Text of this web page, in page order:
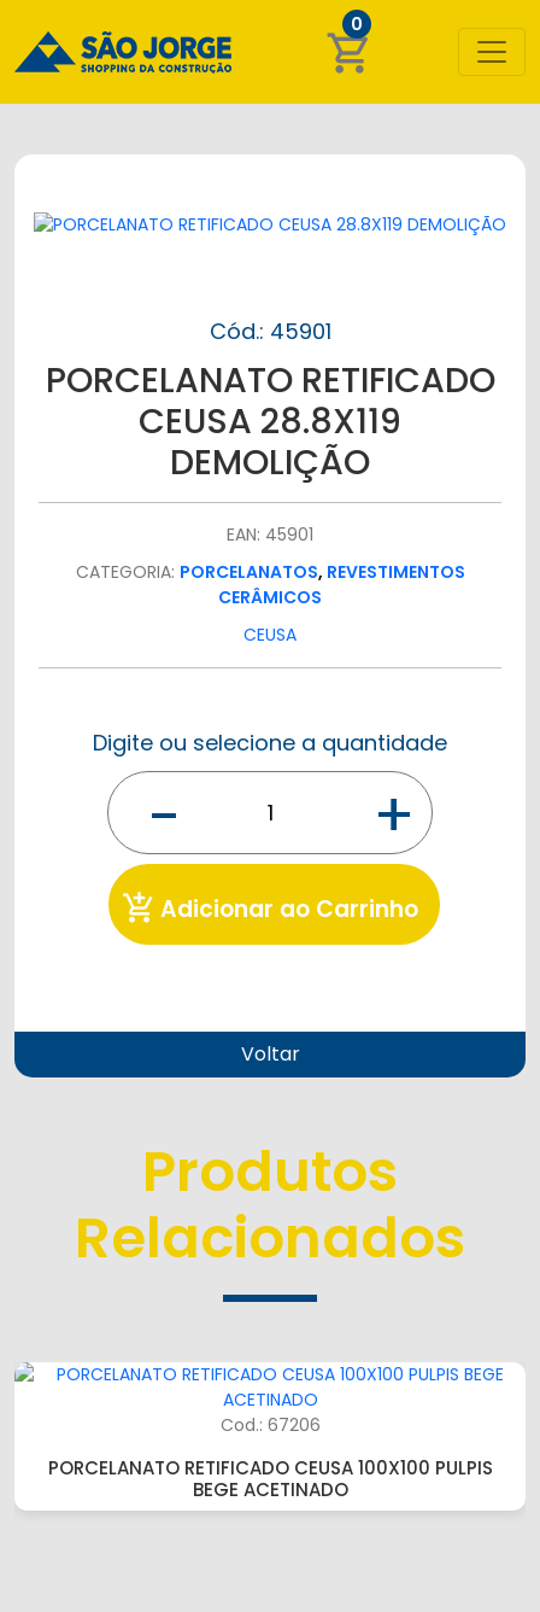
shopping_cart
0
Cód.: 45901
PORCELANATO RETIFICADO
CEUSA 28.8X119
DEMOLIÇÃO
EAN: 45901
CATEGORIA: PORCELANATOS, REVESTIMENTOS
CERÂMICOS
CEUSA
Digite ou selecione a quantidade
- +
add_shopping_cart Adicionar ao Carrinho
Voltar
Produtos
Relacionados
Cod.: 67206
PORCELANATO RETIFICADO CEUSA 100X100 PULPIS
BEGE ACETINADO